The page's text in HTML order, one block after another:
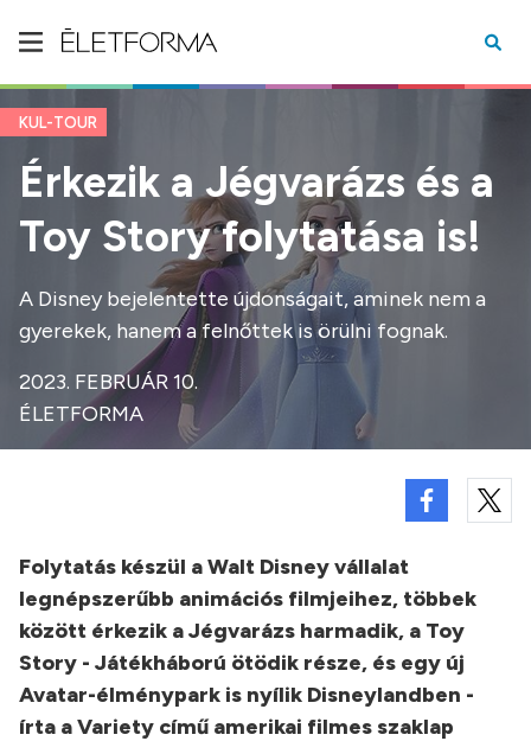
KUL-TOUR
Érkezik a Jégvarázs és a
Toy Story folytatása is!
A Disney bejelentette újdonságait, aminek nem a
gyerekek, hanem a felnőttek is örülni fognak.
2023. FEBRUÁR 10.
ÉLETFORMA
Folytatás készül a Walt Disney vállalat
legnépszerűbb animációs filmjeihez, többek
között érkezik a Jégvarázs harmadik, a Toy
Story - Játékháború ötödik része, és egy új
Avatar-élménypark is nyílik Disneylandben -
írta a Variety című amerikai filmes szaklap